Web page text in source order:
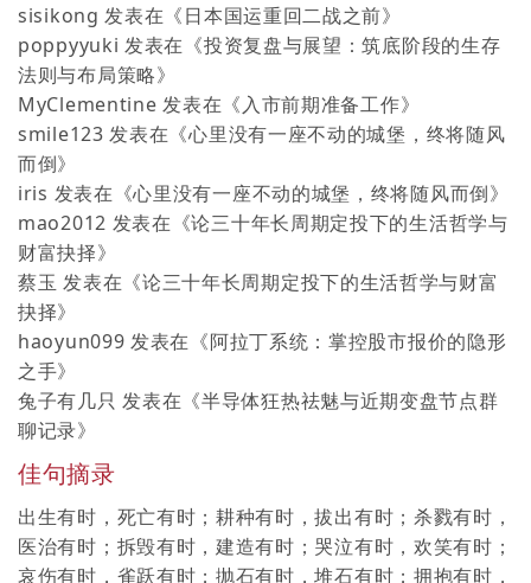
sisikong 发表在《日本国运重回二战之前》
poppyyuki 发表在《投资复盘与展望：筑底阶段的生存
法则与布局策略》
MyClementine 发表在《入市前期准备工作》
smile123 发表在《心里没有一座不动的城堡，终将随风
而倒》
iris 发表在《心里没有一座不动的城堡，终将随风而倒》
mao2012 发表在《论三十年长周期定投下的生活哲学与
财富抉择》
蔡玉 发表在《论三十年长周期定投下的生活哲学与财富
抉择》
haoyun099 发表在《阿拉丁系统：掌控股市报价的隐形
之手》
兔子有几只 发表在《半导体狂热祛魅与近期变盘节点群
聊记录》
佳句摘录
出生有时，死亡有时；耕种有时，拔出有时；杀戮有时，
医治有时；拆毁有时，建造有时；哭泣有时，欢笑有时；
哀伤有时，雀跃有时；抛石有时，堆石有时；拥抱有时，